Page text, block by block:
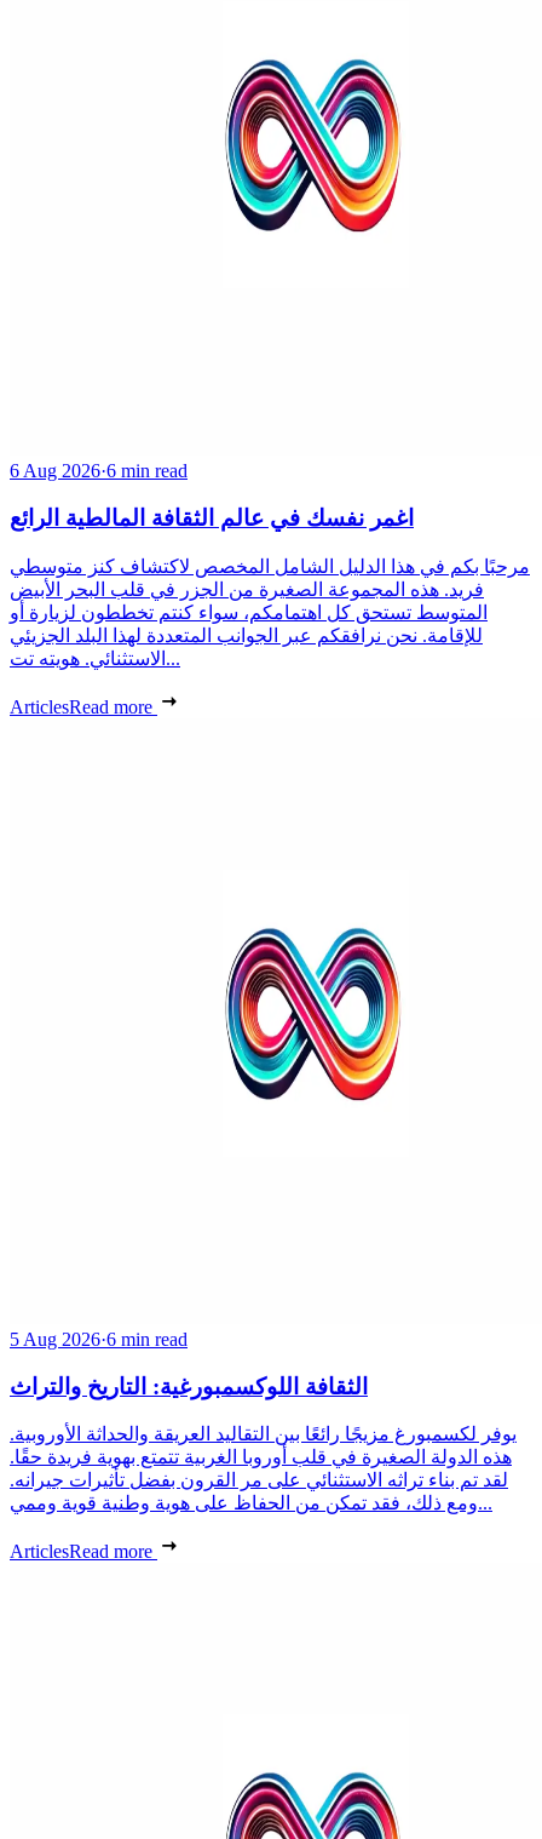
6 Aug 2026·6 min read
اغمر نفسك في عالم الثقافة المالطية الرائع
مرحبًا بكم في هذا الدليل الشامل المخصص لاكتشاف كنز متوسطي
فريد. هذه المجموعة الصغيرة من الجزر في قلب البحر الأبيض
المتوسط تستحق كل اهتمامكم، سواء كنتم تخططون لزيارة أو
للإقامة. نحن نرافقكم عبر الجوانب المتعددة لهذا البلد الجزيئي
الاستثنائي. هويته تت...
ArticlesRead more
5 Aug 2026·6 min read
الثقافة اللوكسمبورغية: التاريخ والتراث
يوفر لكسمبورغ مزيجًا رائعًا بين التقاليد العريقة والحداثة الأوروبية.
هذه الدولة الصغيرة في قلب أوروبا الغربية تتمتع بهوية فريدة حقًا.
لقد تم بناء تراثه الاستثنائي على مر القرون بفضل تأثيرات جيرانه.
ومع ذلك، فقد تمكن من الحفاظ على هوية وطنية قوية وممي...
ArticlesRead more